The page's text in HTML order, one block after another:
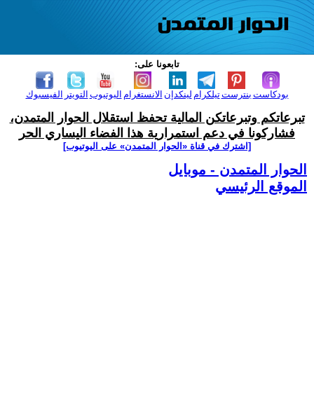
تابعونا على:
الفيسبوك التويتر اليوتيوب الانستغرام لينكدإن تيلكرامبنترست بودكاست
تبرعاتكم وتبرعاتكن المالية تحفظ استقلال الحوار المتمدن،
فشاركونا في دعم استمرارية هذا الفضاء اليساري الحر
[اشترك في قناة ‫«الحوار المتمدن» على اليوتيوب]
الحوار المتمدن - موبايل
الموقع الرئيسي